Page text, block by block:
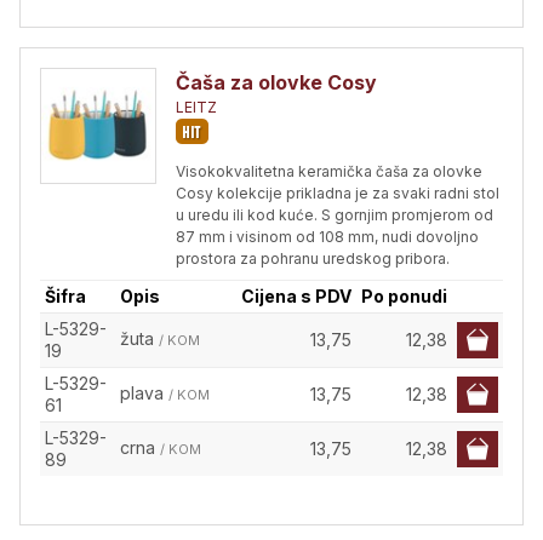
Čaša za olovke Cosy
LEITZ
Visokokvalitetna keramička čaša za olovke
Cosy kolekcije prikladna je za svaki radni stol
u uredu ili kod kuće. S gornjim promjerom od
87 mm i visinom od 108 mm, nudi dovoljno
prostora za pohranu uredskog pribora.
Šifra Opis Cijena s PDV Po ponudi
L-5329-
19
žuta / KOM 13,75 12,38
L-5329-
61
plava / KOM 13,75 12,38
L-5329-
89
crna / KOM 13,75 12,38